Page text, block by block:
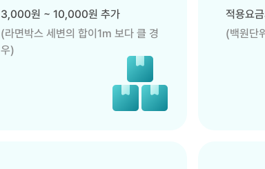
3,000원 ~ 10,000원 추가
(라면박스 세변의 합이1m 보다 클 경
우)
적용요
(백원단